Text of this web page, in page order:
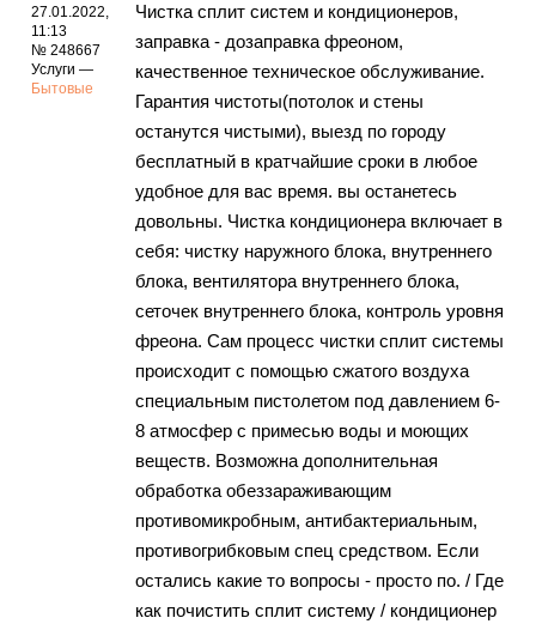
27.01.2022,
11:13
№ 248667
Услуги —
Бытовые
Чистка сплит систем и кондиционеров,
заправка - дозаправка фреоном,
качественное техническое обслуживание.
Гарантия чистоты(потолок и стены
останутся чиcтыми), выезд по городу
бесплатный в кратчайшие сроки в любое
удобное для вас время. вы останетесь
довольны. Чистка кондиционера включает в
себя: чистку наружного блока, внутреннего
блока, вентилятора внутреннего блока,
сеточек внутреннего блока, контроль уровня
фреона. Сам процесс чистки сплит системы
происходит с помощью сжатого воздуха
специальным пистолетом под давлением 6-
8 атмосфер с примесью воды и моющих
веществ. Возможна дополнительная
обработка обеззараживающим
противомикробным, антибактериальным,
противогрибковым спец средством. Если
остались какие то вопросы - просто по. / Где
как почистить сплит систему / кондиционер